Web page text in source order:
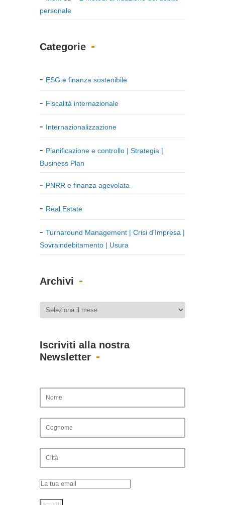
personale
Categorie
ESG e finanza sostenibile
Fiscalità internazionale
Internazionalizzazione
Pianificazione e controllo | Strategia |
Business Plan
PNRR e finanza agevolata
Real Estate
Turnaround Management | Crisi d'Impresa |
Sovraindebitamento | Usura
Archivi
Iscriviti alla nostra
Newsletter